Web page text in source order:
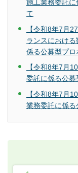
施工業務委託
て
【令和8年7月
ランスにおけ
係る公募型プ
【令和8年7月
委託に係る公
【令和8年7月
業務委託に係